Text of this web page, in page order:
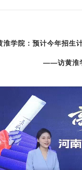
淮学院：预计今年招生
——访黄淮